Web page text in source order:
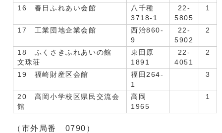
16 春日ふれあい会館
八千種
3718-1
22-
5805
1
17 工業団地企業会館
西治860-
9
22-
5902
2
18 ふくさきふれあいの館
文珠荘
東田原
1891
22-
4051
2
19 福崎財産区会館
福田264-
1
3
20 高岡小学校区県民交流会
館
高岡
1965
1
（市外局番 0790）